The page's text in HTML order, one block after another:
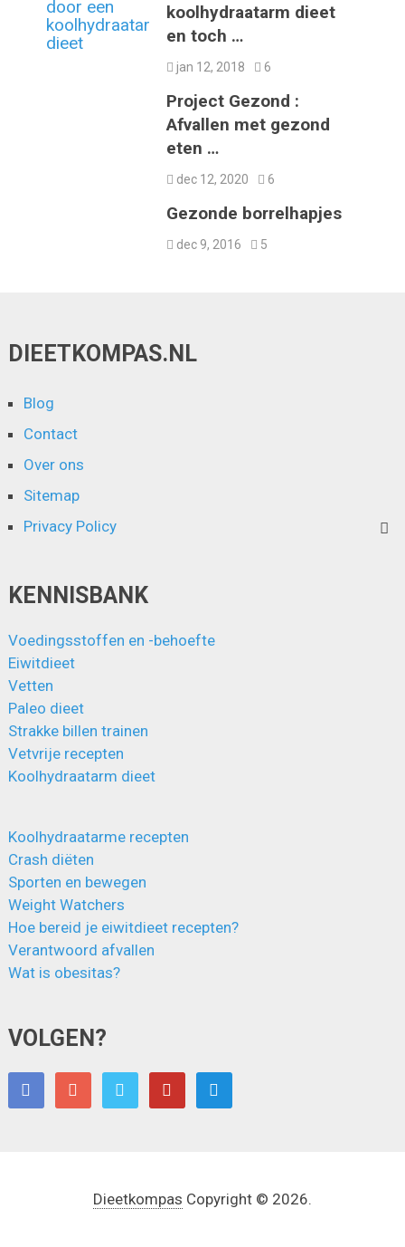
koolhydraatarm dieet
en toch …
jan 12, 2018 6
Project Gezond :
Afvallen met gezond
eten …
dec 12, 2020 6
Gezonde borrelhapjes
dec 9, 2016 5
DIEETKOMPAS.NL
Blog
Contact
Over ons
Sitemap
Privacy Policy
KENNISBANK
Voedingsstoffen en -behoefte
Eiwitdieet
Vetten
Paleo dieet
Strakke billen trainen
Vetvrije recepten
Koolhydraatarm dieet
Koolhydraatarme recepten
Crash diëten
Sporten en bewegen
Weight Watchers
Hoe bereid je eiwitdieet recepten?
Verantwoord afvallen
Wat is obesitas?
VOLGEN?
Dieetkompas Copyright © 2026.